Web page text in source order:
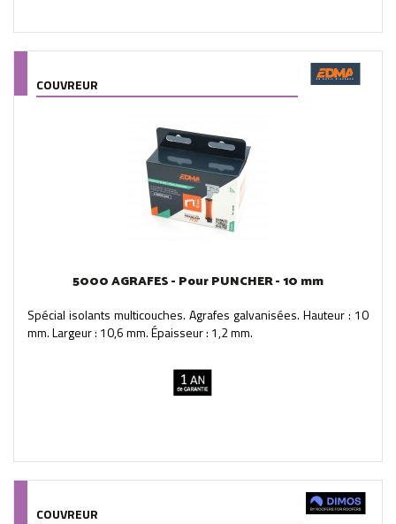
COUVREUR
5000 AGRAFES - Pour PUNCHER - 10 mm
Spécial isolants multicouches. Agrafes galvanisées. Hauteur : 10
mm. Largeur : 10,6 mm. Épaisseur : 1,2 mm.
COUVREUR